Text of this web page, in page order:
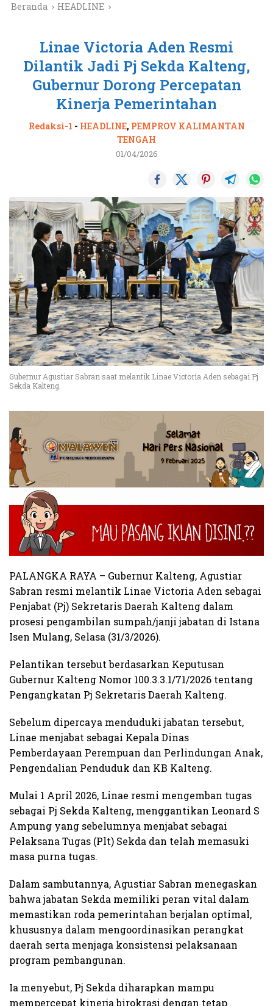
Beranda HEADLINE
Linae Victoria Aden Resmi
Dilantik Jadi Pj Sekda Kalteng,
Gubernur Dorong Percepatan
Kinerja Pemerintahan
Redaksi-1 - HEADLINE, PEMPROV KALIMANTAN
TENGAH
01/04/2026
Gubernur Agustiar Sabran saat melantik Linae Victoria Aden sebagai Pj
Sekda Kalteng.
PALANGKA RAYA – Gubernur Kalteng, Agustiar
Sabran resmi melantik Linae Victoria Aden sebagai
Penjabat (Pj) Sekretaris Daerah Kalteng dalam
prosesi pengambilan sumpah/janji jabatan di Istana
Isen Mulang, Selasa (31/3/2026).
Pelantikan tersebut berdasarkan Keputusan
Gubernur Kalteng Nomor 100.3.3.1/71/2026 tentang
Pengangkatan Pj Sekretaris Daerah Kalteng.
Sebelum dipercaya menduduki jabatan tersebut,
Linae menjabat sebagai Kepala Dinas
Pemberdayaan Perempuan dan Perlindungan Anak,
Pengendalian Penduduk dan KB Kalteng.
Mulai 1 April 2026, Linae resmi mengemban tugas
sebagai Pj Sekda Kalteng, menggantikan Leonard S
Ampung yang sebelumnya menjabat sebagai
Pelaksana Tugas (Plt) Sekda dan telah memasuki
masa purna tugas.
Dalam sambutannya, Agustiar Sabran menegaskan
bahwa jabatan Sekda memiliki peran vital dalam
memastikan roda pemerintahan berjalan optimal,
khususnya dalam mengoordinasikan perangkat
daerah serta menjaga konsistensi pelaksanaan
program pembangunan.
Ia menyebut, Pj Sekda diharapkan mampu
mempercepat kinerja birokrasi dengan tetap